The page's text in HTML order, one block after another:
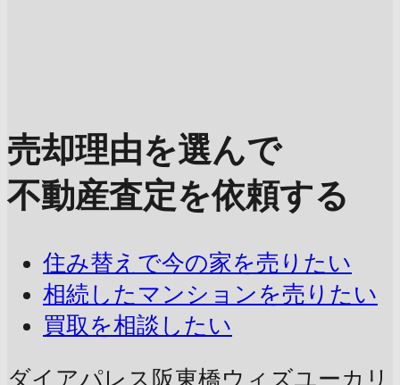
売却理由を選んで
不動産査定を依頼する
住み替えで今の家を売りたい
相続したマンションを売りたい
買取を相談したい
ダイアパレス阪東橋ウィズユーカリ